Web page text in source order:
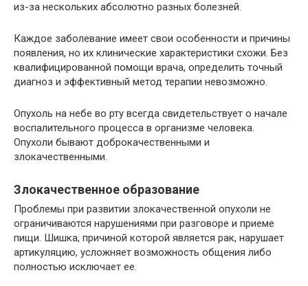
из-за нескольких абсолютно разных болезней.
Каждое заболевание имеет свои особенности и причины
появления, но их клинические характеристики схожи. Без
квалифицированной помощи врача, определить точный
диагноз и эффективный метод терапии невозможно.
Опухоль на небе во рту всегда свидетельствует о начале
воспалительного процесса в организме человека.
Опухоли бывают доброкачественными и
злокачественными.
Злокачественное образование
Проблемы при развитии злокачественной опухоли не
ограничиваются нарушениями при разговоре и приеме
пищи. Шишка, причиной которой является рак, нарушает
артикуляцию, усложняет возможность общения либо
полностью исключает ее.